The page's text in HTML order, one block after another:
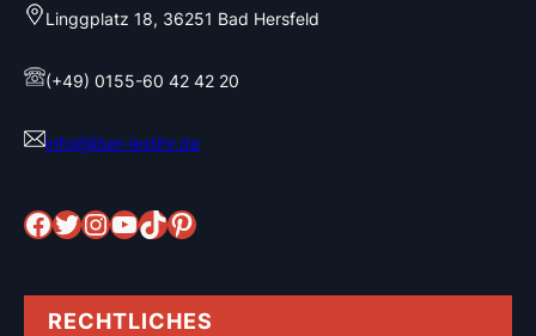
Linggplatz 18, 36251 Bad Hersfeld
(+49) 0155-60 42 42 20
info@liber-lestihr.de
RECHTLICHES